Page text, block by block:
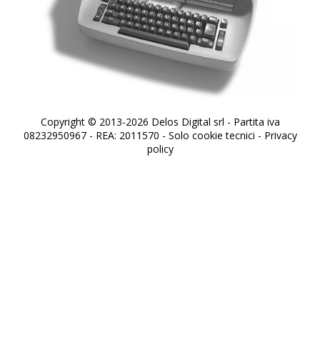
Copyright © 2013-2026 Delos Digital srl - Partita iva
08232950967 - REA: 2011570 - Solo cookie tecnici - Privacy
policy